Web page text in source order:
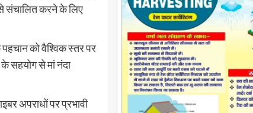
संचालित करने के लिए
को वैश्विक स्तर पर
के सहयोग से मां नंदा
अपराधों पर प्रभावी